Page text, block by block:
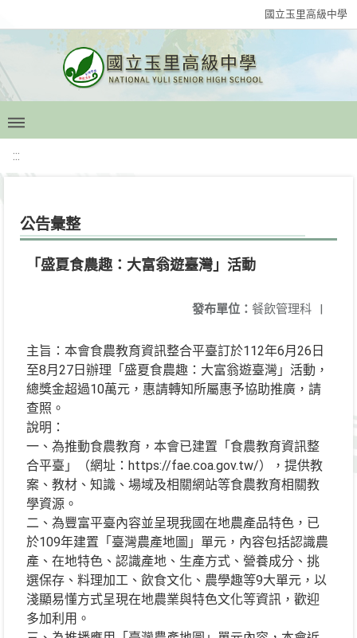
國立玉里高級中學
:::
公告彙整
「盛夏食農趣：大富翁遊臺灣」活動
發布單位： 餐飲管理科 |
主旨：本會食農教育資訊整合平臺訂於112年6月26日
至8月27日辦理「盛夏食農趣：大富翁遊臺灣」活動，
總獎金超過10萬元，惠請轉知所屬惠予協助推廣，請
查照。
說明：
一、為推動食農教育，本會已建置「食農教育資訊整
合平臺」（網址：https://fae.coa.gov.tw/），提供教
案、教材、知識、場域及相關網站等食農教育相關教
學資源。
二、為豐富平臺內容並呈現我國在地農產品特色，已
於109年建置「臺灣農產地圖」單元，內容包括認識農
產、在地特色、認識產地、生產方式、營養成分、挑
選保存、料理加工、飲食文化、農學趣等9大單元，以
淺顯易懂方式呈現在地農業與特色文化等資訊，歡迎
多加利用。